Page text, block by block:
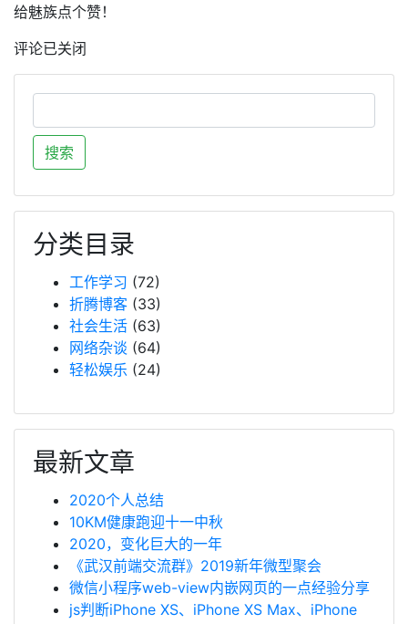
给魅族点个赞！
评论已关闭
分类目录
工作学习 (72)
折腾博客 (33)
社会生活 (63)
网络杂谈 (64)
轻松娱乐 (24)
最新文章
2020个人总结
10KM健康跑迎十一中秋
2020，变化巨大的一年
《武汉前端交流群》2019新年微型聚会
微信小程序web-view内嵌网页的一点经验分享
js判断iPhone XS、iPhone XS Max、iPhone